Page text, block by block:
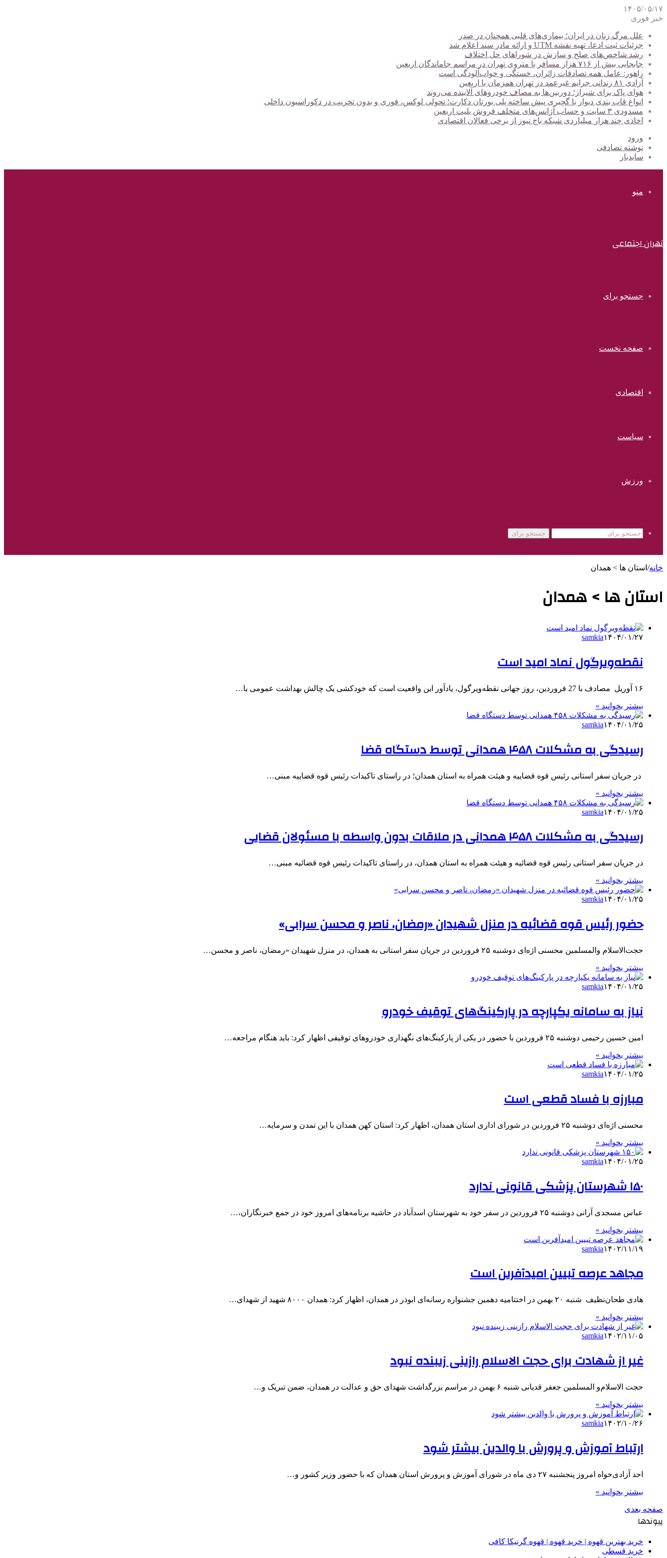
۱۴۰۵/۰۵/۱۷
خبر فوری
علل مرگ زنان در ایران؛ بیماری‌های قلبی همچنان در صدر
جزئیات ثبت ادعا، تهیه نقشه UTM و ارائه مادر سند اعلام شد
رشد شاخص‌های صلح و سازش در شوراهای حل اختلاف
جابجایی بیش از ۷۱۶ هزار مسافر با متروی تهران در مراسم جاماندگان اربعین
راهور: عامل همه تصادفات زائران، خستگی و خواب‌آلودگی است
آزادی ۸۱ زندانی جرایم غیرعمد در تهران همزمان با اربعین
هوای پاک برای شیراز؛ دوربین‌ها به مصاف خودروهای آلاینده می‌روند
انواع قاب بندی دیوار با گچبری پیش ساخته پلی یورتان دکارت؛ تحولی لوکس، فوری و بدون تخریب در دکوراسیون داخلی
مسدودی ۳ سایت و حساب آژانس‌های متخلف فروش بلیت اربعین
اخاذی چند هزار میلیاردی شبکه باج نیوز از برخی فعالان اقتصادی
ورود
نوشته تصادفی
سایدبار
منو
تهران اجتماعی
جستجو برای
صفحه نخست
اقتصادی
سیاست
ورزش
جستجو برای
خانه/ استان ها > همدان
استان ها > همدان
samkia۱۴۰۴/۰۱/۲۷
نقطه‌ویرگول نماد امید است
۱۶ آوریل مصادف با 27 فروردین، روز جهانی نقطه‌ویرگول، یادآور این واقعیت است که خودکشی یک چالش بهداشت عمومی با…
بیشتر بخوانید »
samkia۱۴۰۴/۰۱/۲۵
رسیدگی به مشکلات ۴۵۸ همدانی توسط دستگاه قضا
در جریان سفر استانی رئیس قوه قضاییه و هیئت همراه به استان همدان؛ در راستای تاکیدات رئیس قوه قضاییه مبنی…
بیشتر بخوانید »
samkia۱۴۰۴/۰۱/۲۵
رسیدگی به مشکلات ۴۵۸ همدانی در ملاقات بدون واسطه با مسئولان قضایی
در جریان سفر استانی رئیس قوه قضائیه و هیئت همراه به استان همدان، در راستای تاکیدات رئیس قوه قضائیه مبنی…
بیشتر بخوانید »
samkia۱۴۰۴/۰۱/۲۵
حضور رئیس قوه قضائیه در منزل شهیدان «رمضان، ناصر و محسن سرابی»
حجت‌الاسلام والمسلمین محسنی اژه‌ای دوشنبه ۲۵ فروردین در جریان سفر استانی به همدان، در منزل شهیدان «رمضان، ناصر و محسن…
بیشتر بخوانید »
samkia۱۴۰۴/۰۱/۲۵
نیاز به سامانه یکپارچه در پارکینگ‌های توقیف خودرو
امین حسین رحیمی دوشنبه ۲۵ فروردین با حضور در یکی از پارکینگ‌های نگهداری خودروهای توقیفی اظهار کرد: باید هنگام مراجعه…
بیشتر بخوانید »
samkia۱۴۰۴/۰۱/۲۵
مبارزه با فساد قطعی است
محسنی اژه‌ای دوشنبه ۲۵ فروردین در شورای اداری استان همدان، اظهار کرد: استان کهن همدان با این تمدن و سرمایه…
بیشتر بخوانید »
samkia۱۴۰۴/۰۱/۲۵
۱۵۰ شهرستان پزشکی قانونی ندارد
عباس مسجدی آرانی دوشنبه ۲۵ فروردین در سفر خود به شهرستان اسدآباد در حاشیه برنامه‌های امروز خود در جمع خبرنگاران،…
بیشتر بخوانید »
samkia۱۴۰۲/۱۱/۱۹
مجاهد عرصه تبیین امیدآفرین است
هادی طحان‌نظیف شنبه ۲۰ بهمن در اختتامیه دهمین جشنواره رسانه‌ای ابوذر در همدان، اظهار کرد: همدان ۸۰۰۰ شهید از شهدای…
بیشتر بخوانید »
samkia۱۴۰۲/۱۱/۰۵
غیر از شهادت برای حجت الاسلام رازینی زیبنده نبود
حجت الاسلام‌و المسلمین جعفر قدیانی شنبه ۶ بهمن در مراسم بزرگداشت شهدای حق و عدالت در همدان، ضمن تبریک و…
بیشتر بخوانید »
samkia۱۴۰۲/۱۰/۲۶
ارتباط آموزش و پرورش با والدین بیشتر شود
احد آزادی‌خواه امروز پنجشنبه ۲۷ دی ماه در شورای آموزش و پرورش استان همدان که با حضور وزیر کشور و…
بیشتر بخوانید »
صفحه بعدی
پیوندها
خرید بهترین قهوه | خرید قهوه | قهوه گرنیکا کافی
خرید قسطی